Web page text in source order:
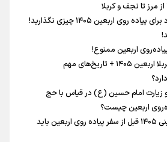
و کارفرما در اندیشه رهبر شهید: از تضاد به
و استقلال ملی؛ میراث رهبر شهید که با خون
طلایی برای پیاده روی اربعین
روی اربعین ۱۴۰۵ چیزی نگذارید!
اربعین ممنوع!
+ تاریخ‌های مهم
زیارت امام حسین (ع) در قیاس با حج
اربعین چیست؟
آنچه که زائران اربعین حسینی ۱۴۰۵ قبل از سفر پیاده روی اربعین باید